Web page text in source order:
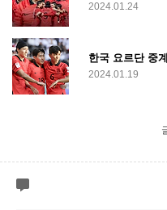
2024.01.24
2024.01.19